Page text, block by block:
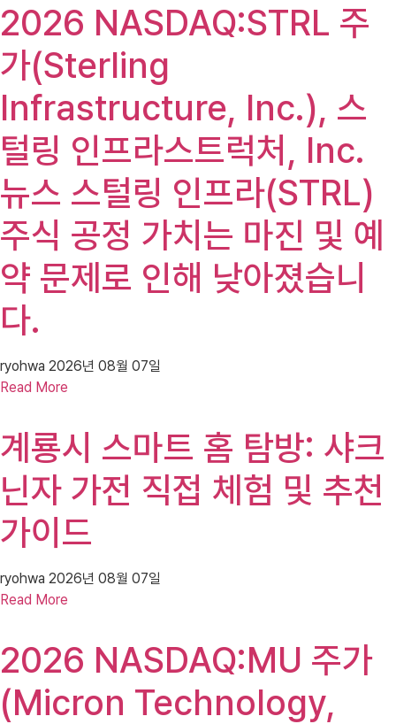
2026 NASDAQ:STRL 주
가(Sterling
Infrastructure, Inc.), 스
털링 인프라스트럭처, Inc.
뉴스 스털링 인프라(STRL)
주식 공정 가치는 마진 및 예
약 문제로 인해 낮아졌습니
다.
ryohwa 2026년 08월 07일
Read More
계룡시 스마트 홈 탐방: 샤크
닌자 가전 직접 체험 및 추천
가이드
ryohwa 2026년 08월 07일
Read More
2026 NASDAQ:MU 주가
(Micron Technology,